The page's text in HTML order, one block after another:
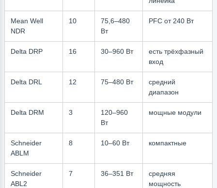
Mean Well
NDR
10
75,6–480
Вт
PFC от 240 Вт
Delta DRP 16 30–960 Вт
есть трёхфазный
вход
Delta DRL 12 75–480 Вт
средний
диапазон
Delta DRM 3
120–960
Вт
мощные модули
Schneider
ABLM
8 10–60 Вт компактные
Schneider
ABL2
7 36–351 Вт
средняя
мощность